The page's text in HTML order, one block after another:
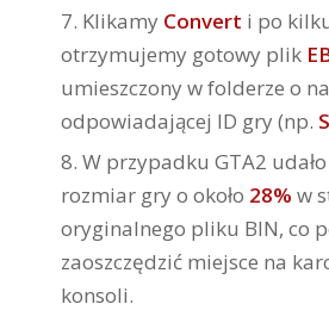
Klikamy Convert i po
otrzymujemy gotowy plik
umieszczony w folderze o
odpowiadającej ID gry (np.
W przypadku GTA2
rozmiar gry o około 28% w
oryginalnego pliku BIN, co
zaoszczędzić miejsce na
konsoli.